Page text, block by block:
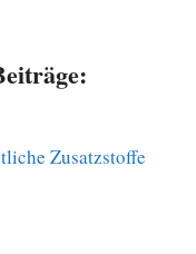
Zusatzstoffe